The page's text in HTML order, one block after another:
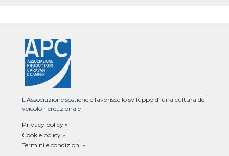
L’Associazione sostiene e favorisce lo sviluppo di una cultura del
veicolo ricreazionale
Privacy policy »
Cookie policy »
Termini e condizioni »